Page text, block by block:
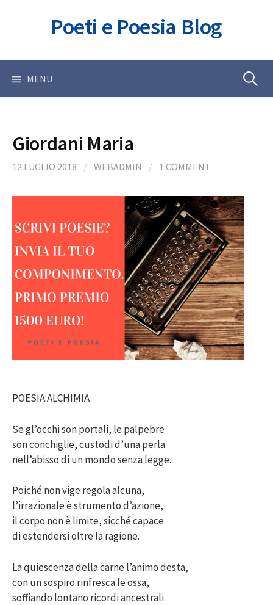
Poeti e Poesia Blog
MENU Ricerca
Giordani Maria
12 LUGLIO 2018 / WEBADMIN / 1 COMMENT
POESIA:ALCHIMIA
Se gl’occhi son portali, le palpebre
son conchiglie, custodi d’una perla
nell’abisso di un mondo senza legge.
Poiché non vige regola alcuna,
l’irrazionale è strumento d’azione,
il corpo non è limite, sicché capace
di estendersi oltre la ragione.
La quiescenza della carne l’animo desta,
con un sospiro rinfresca le ossa,
soffiando lontano ricordi ancestrali